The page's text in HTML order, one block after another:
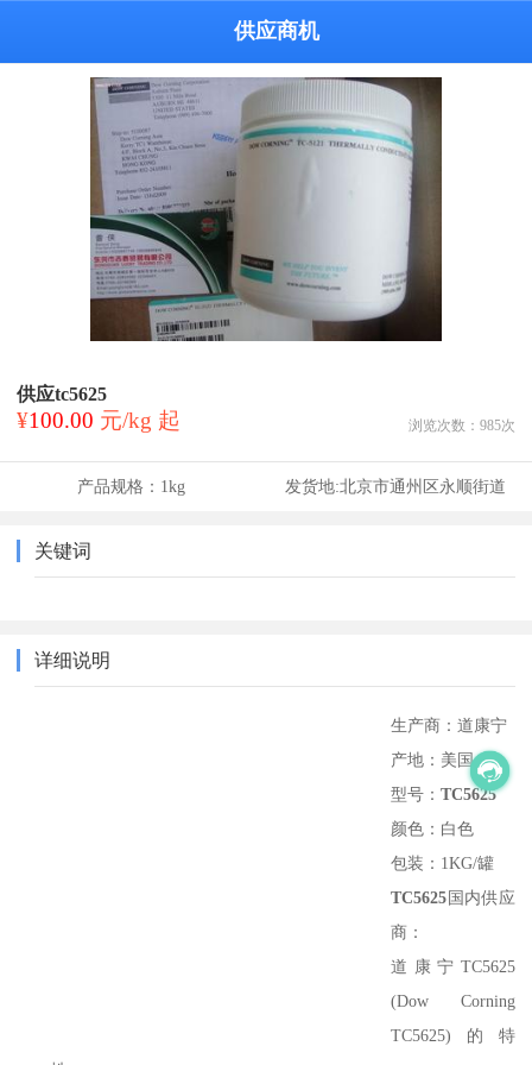
供应商机
供应tc5625
¥100.00 元/kg 起 浏览次数： 985次
产品规格： 1kg 发货地:北京市通州区永顺街道
关键词
详细说明
生产商：道康宁
产地：美国
型号：TC5625
颜色：白色
包装： 1KG/罐
TC5625国内供应
商：
道康宁 TC5625
(Dow Corning
TC5625) 的特